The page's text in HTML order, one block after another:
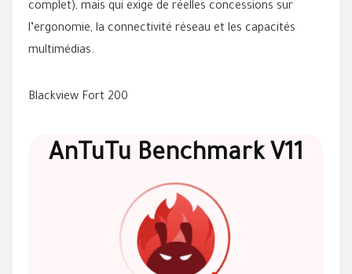
complet), mais qui exige de réelles concessions sur
l’ergonomie, la connectivité réseau et les capacités
multimédias.
Blackview Fort 200
AnTuTu Benchmark V11